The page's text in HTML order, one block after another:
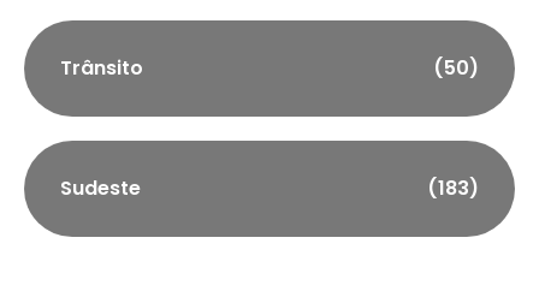
Trânsito (50)
Sudeste (183)